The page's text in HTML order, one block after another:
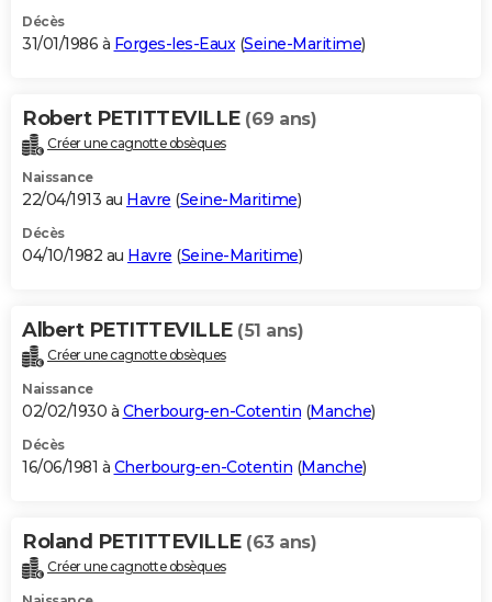
Décès
31/01/1986 à Forges-les-Eaux(Seine-Maritime)
Robert PETITTEVILLE (69 ans)
Créer une cagnotte obsèques
Naissance
22/04/1913 au Havre (Seine-Maritime)
Décès
04/10/1982 au Havre (Seine-Maritime)
Albert PETITTEVILLE (51 ans)
Créer une cagnotte obsèques
Naissance
02/02/1930 à Cherbourg-en-Cotentin (Manche)
Décès
16/06/1981 à Cherbourg-en-Cotentin (Manche)
Roland PETITTEVILLE (63 ans)
Créer une cagnotte obsèques